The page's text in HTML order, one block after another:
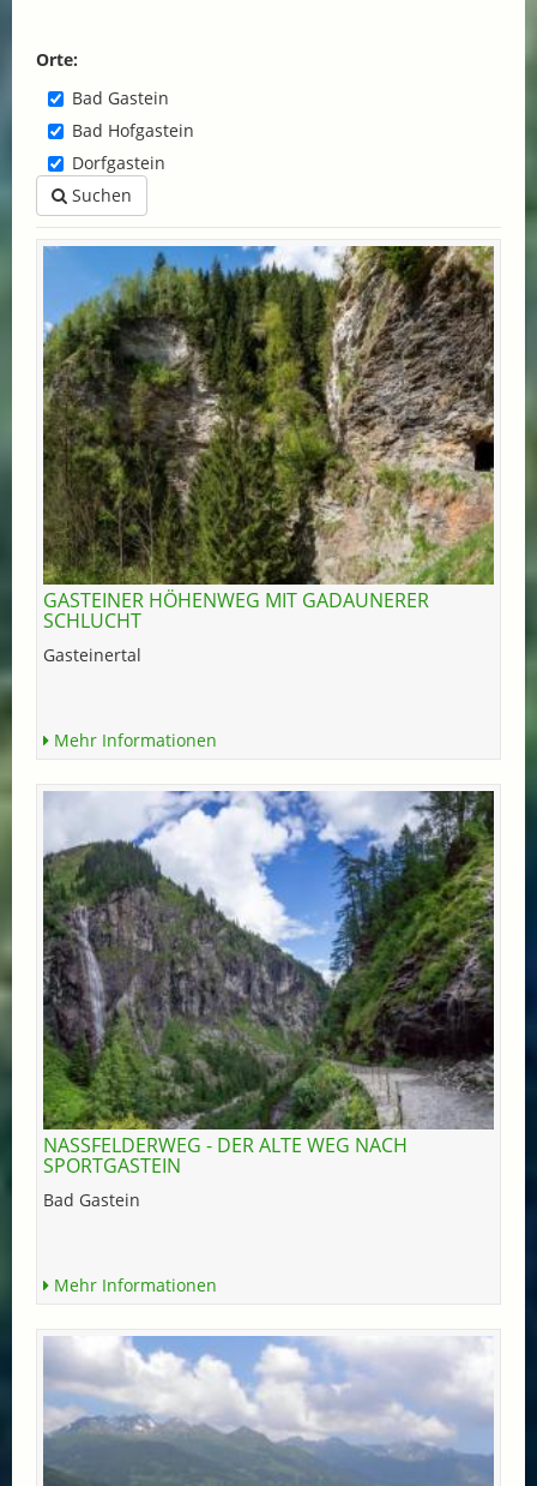
Orte:
Bad Gastein
Bad Hofgastein
Dorfgastein
Suchen
GASTEINER HÖHENWEG MIT GADAUNERER
SCHLUCHT
Gasteinertal
Mehr Informationen
NASSFELDERWEG - DER ALTE WEG NACH
SPORTGASTEIN
Bad Gastein
Mehr Informationen